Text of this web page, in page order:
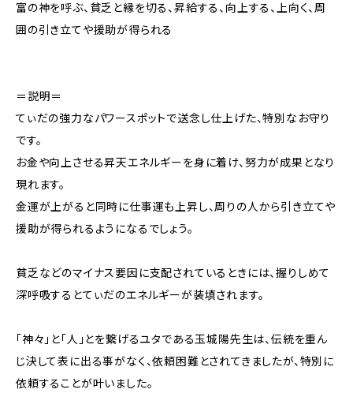
富の神を呼ぶ、貧乏と縁を切る、昇給する、向上する、上向く、周
囲の引き立てや援助が得られる
＝説明＝
てぃだの強力なパワースポットで送念し仕上げた、特別なお守り
です。
お金や向上させる昇天エネルギーを身に着け、努力が成果となり
現れます。
金運が上がると同時に仕事運も上昇し、周りの人から引き立てや
援助が得られるようになるでしょう。
貧乏などのマイナス要因に支配されているときには、握りしめて
深呼吸するとてぃだのエネルギーが装填されます。
「神々」と「人」とを繋げるユタである玉城陽先生は、伝統を重ん
じ決して表に出る事がなく、依頼困難とされてきましたが、特別に
依頼することが叶いました。